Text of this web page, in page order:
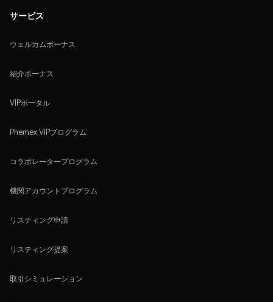
サービス
ウェルカムボーナス
紹介ボーナス
VIPポータル
Phemex VIPプログラム
コラボレータープログラム
機関アカウントプログラム
リスティング申請
リスティング提案
取引シミュレーション